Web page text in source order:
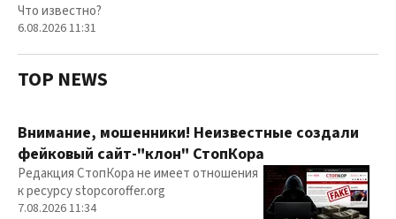
Что известно?
6.08.2026 11:31
TOP NEWS
Внимание, мошенники! Неизвестные создали
фейковый сайт-"клон" СтопКора
Редакция СтопКора не имеет отношения
к ресурсу stopcoroffer.org
7.08.2026 11:34